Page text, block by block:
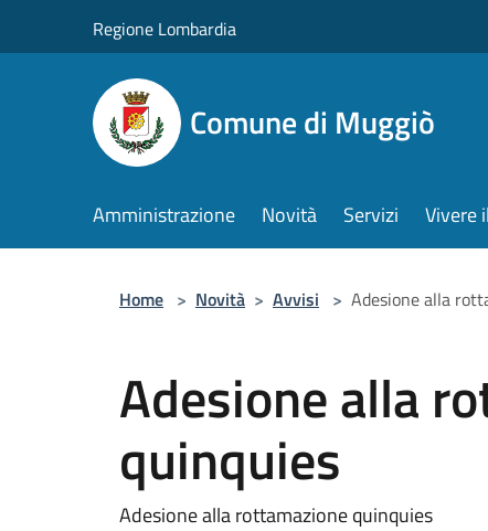
Regione Lombardia
Comune di Muggiò
Amministrazione Novità Servizi Vivere
Home > Novità > Avvisi > Adesione alla
Adesione alla
quinquies
Adesione alla rottamazione quinquies